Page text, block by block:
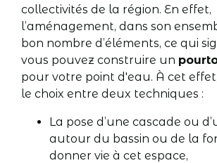
collectivités de la région. En effet,
l’aménagement, dans son
bon nombre d’éléments, ce qui
vous pouvez construire un
pour votre point d'eau. À cet
le choix entre deux techniques :
La pose d’une cascade ou
autour du bassin ou de la
donner vie à cet espace,